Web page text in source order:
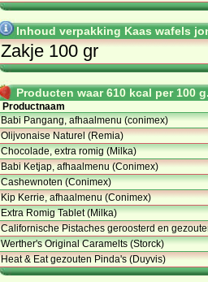
Inhoud verpakking Kaas wafels
Zakje 100 gr
Producten waar 610 kcal per 100
Productnaam
Babi Pangang, afhaalmenu (conimex)
Olijvonaise Naturel (Remia)
Chocolade, extra romig (Milka)
Babi Ketjap, afhaalmenu (Conimex)
Cashewnoten (Conimex)
Kip Kerrie, afhaalmenu (Conimex)
Extra Romig Tablet (Milka)
Californische Pistaches geroosterd en
Werther's Original Caramelts (Storck)
Heat & Eat gezouten Pinda's (Duyvis)